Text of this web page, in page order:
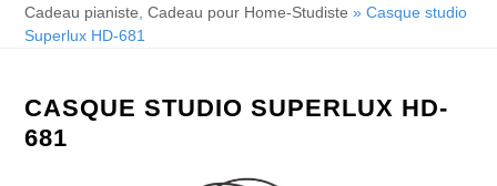
Cadeau pianiste,Cadeau pour Home-Studiste »Casque studio
Superlux HD-681
CASQUE STUDIO SUPERLUX HD-
681